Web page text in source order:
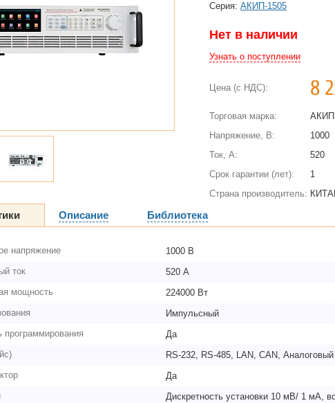
Cерия: АКИП-1505
Нет в наличии
Узнать о поступлении
Цена (с НДС): 8
Торговая марка:
АКИП
Напряжение, В:
1000
Ток, А:
520
Срок гарантии (лет):
1
Страна производитель:
Описание Библиотека
напряжение
1000 В
ток
520 А
мощность
224000 Вт
Импульсный
программирования
Да
RS-232, RS-485, LAN, CAN, Аналоговый
Да
Дискретность установки 10 мВ/ 1 мА,